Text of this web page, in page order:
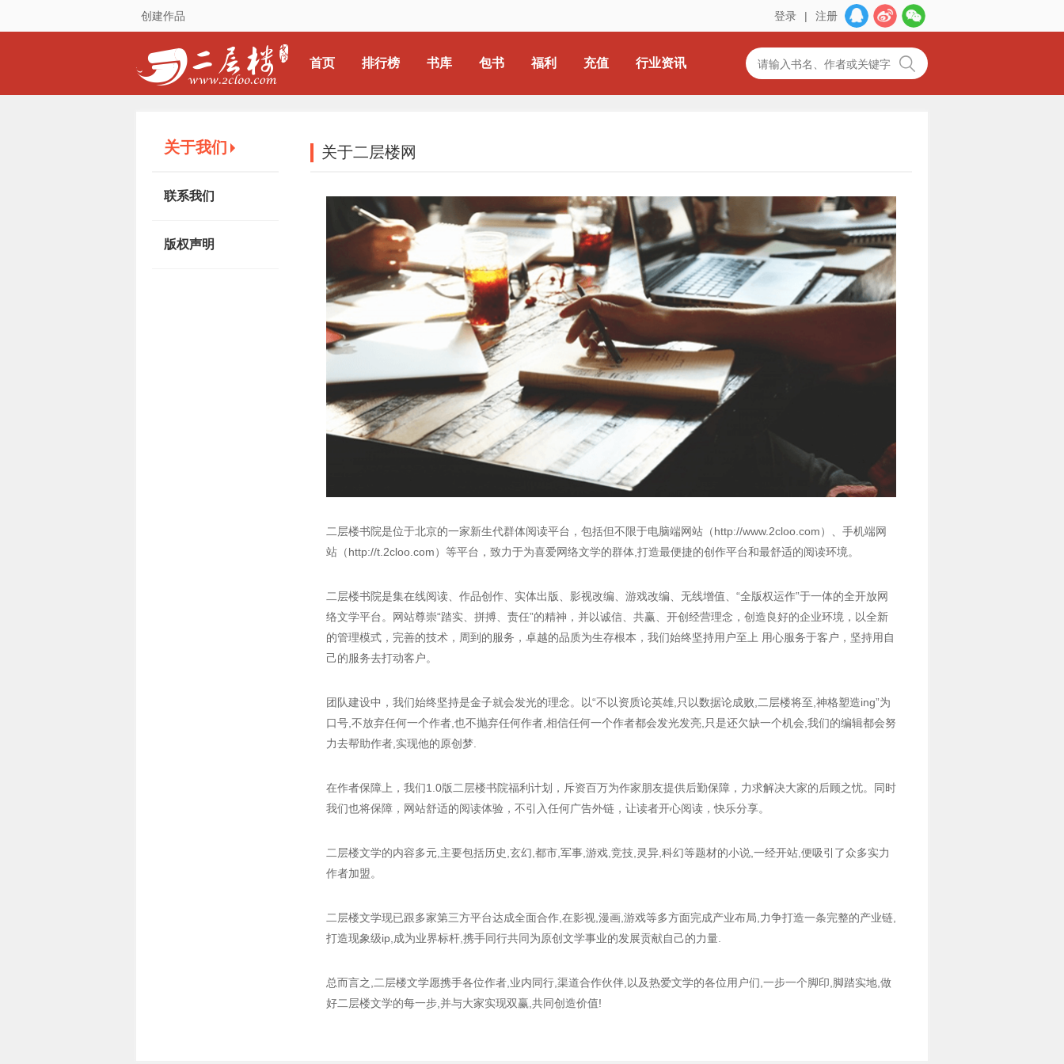
创建作品 登录 | 注册
首页 排行榜 书库 包书 福利 充值 行业资讯
关于我们
联系我们
版权声明
关于二层楼网
二层楼书院是位于北京的一家新生代群体阅读平台，包括但不限于电脑端网站（http://www.2cloo.com）、手机端网
站（http://t.2cloo.com）等平台，致力于为喜爱网络文学的群体,打造最便捷的创作平台和最舒适的阅读环境。
二层楼书院是集在线阅读、作品创作、实体出版、影视改编、游戏改编、无线增值、“全版权运作”于一体的全开放网
络文学平台。网站尊崇“踏实、拼搏、责任”的精神，并以诚信、共赢、开创经营理念，创造良好的企业环境，以全新
的管理模式，完善的技术，周到的服务，卓越的品质为生存根本，我们始终坚持用户至上 用心服务于客户，坚持用自
己的服务去打动客户。
团队建设中，我们始终坚持是金子就会发光的理念。以“不以资质论英雄,只以数据论成败,二层楼将至,神格塑造ing”为
口号,不放弃任何一个作者,也不抛弃任何作者,相信任何一个作者都会发光发亮,只是还欠缺一个机会,我们的编辑都会努
力去帮助作者,实现他的原创梦.
在作者保障上，我们1.0版二层楼书院福利计划，斥资百万为作家朋友提供后勤保障，力求解决大家的后顾之忧。同时
我们也将保障，网站舒适的阅读体验，不引入任何广告外链，让读者开心阅读，快乐分享。
二层楼文学的内容多元,主要包括历史,玄幻,都市,军事,游戏,竞技,灵异,科幻等题材的小说,一经开站,便吸引了众多实力
作者加盟。
二层楼文学现已跟多家第三方平台达成全面合作,在影视,漫画,游戏等多方面完成产业布局,力争打造一条完整的产业链,
打造现象级ip,成为业界标杆,携手同行共同为原创文学事业的发展贡献自己的力量.
总而言之,二层楼文学愿携手各位作者,业内同行,渠道合作伙伴,以及热爱文学的各位用户们,一步一个脚印,脚踏实地,做
好二层楼文学的每一步,并与大家实现双赢,共同创造价值!